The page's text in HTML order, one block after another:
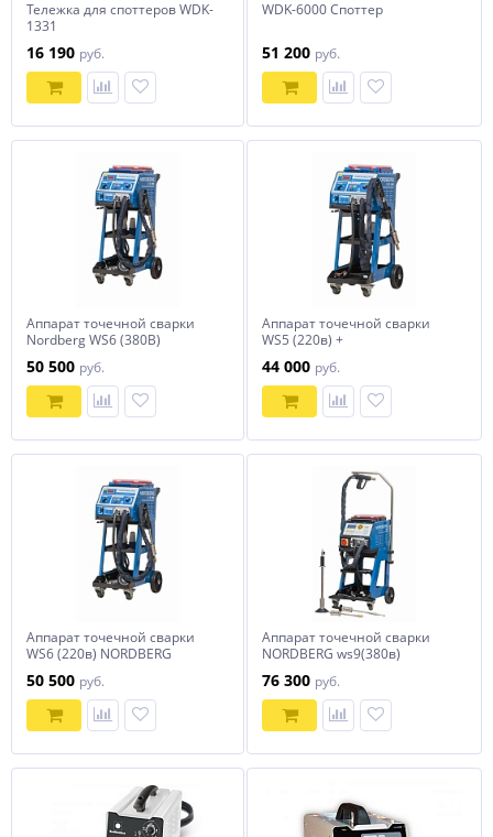
Тележка для споттеров WDK-
1331
16 190 руб.
WDK-6000 Споттер
51 200 руб.
Аппарат точечной сварки
Nordberg WS6 (380В)
50 500 руб.
Аппарат точечной сварки
WS5 (220в) +
расходников NORDBERG
44 000 руб.
Аппарат точечной сварки
WS6 (220в) NORDBERG
50 500 руб.
Аппарат точечной сварки
NORDBERG ws9(380в)
76 300 руб.